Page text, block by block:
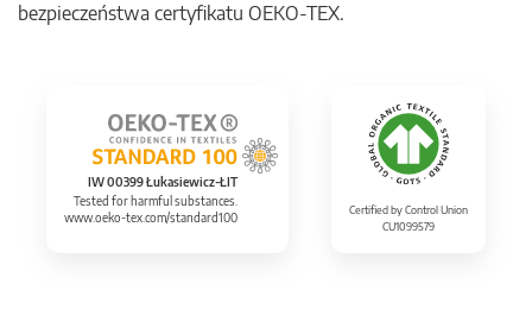
bezpieczeństwa certyfikatu OEKO-TEX.
IW 00399 Łukasiewicz-ŁIT
Tested for harmful substances.
www.oeko-tex.com/standard100
Certified by Control Union
CU1099579